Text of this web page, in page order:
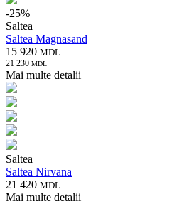
-25%
Saltea
Saltea Magnasand
15 920 MDL
21 230 MDL
Mai multe detalii
Saltea
Saltea Nirvana
21 420 MDL
Mai multe detalii